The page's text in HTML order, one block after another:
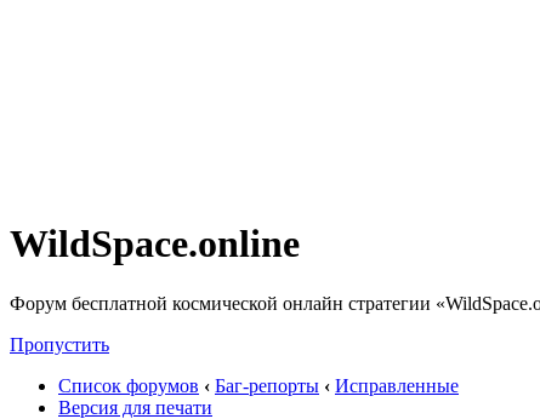
WildSpace.online
Форум бесплатной космической онлайн стратегии
Пропустить
Список форумов ‹ Баг-репорты ‹ Исправленные
Версия для печати